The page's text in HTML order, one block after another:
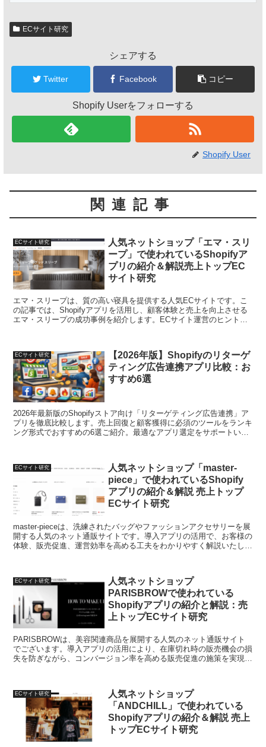
ECサイト研究
シェアする
Twitter Facebook コピー
Shopify Userをフォローする
Shopify User
関連記事
ECサイト研究
人気ネットショップ「エマ・スリ
ープ」で使われているShopifyア
プリの紹介＆解説売上トップEC
サイト研究
エマ・スリープは、質の高い寝具を提供する人気ECサイトです。こ
の記事では、Shopifyアプリを活用し、顧客体験と売上を向上させる
エマ・スリープの成功事例を紹介します。ECサイト運営のヒントを
ECサイト研究
【2026年版】Shopifyのリターゲ
ティング広告連携アプリ比較：お
すすめ6選
2026年最新版のShopifyストア向け「リターゲティング広告連携」ア
プリを徹底比較します。売上回復と顧客獲得に必須のツールをランキ
ング形式でおすすめの6選ご紹介。最適なアプリ選定をサポートいた
ECサイト研究
人気ネットショップ「master-
piece」で使われているShopify
アプリの紹介＆解説 売上トップ
ECサイト研究
master-pieceは、洗練されたバッグやファッションアクセサリーを展
開する人気のネット通販サイトです。導入アプリの活用で、お客様の
体験、販売促進、運営効率を高める工夫をわかりやすく解説いたしま
ECサイト研究
人気ネットショップ
PARISBROWで使われている
Shopifyアプリの紹介と解説：売
上トップECサイト研究
PARISBROWは、美容関連商品を展開する人気のネット通販サイト
でございます。導入アプリの活用により、在庫切れ時の販売機会の損
失を防ぎながら、コンバージョン率を高める販売促進の施策を実現い
ECサイト研究
人気ネットショップ
「ANDCHILL」で使われている
Shopifyアプリの紹介＆解説 売上
トップECサイト研究